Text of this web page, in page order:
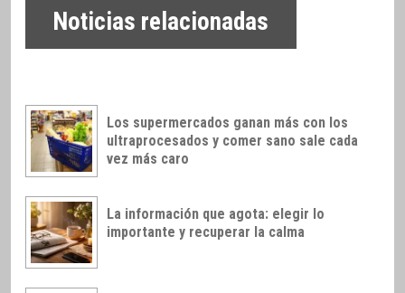
Noticias relacionadas
Los supermercados ganan más con los
ultraprocesados y comer sano sale cada
vez más caro
La información que agota: elegir lo
importante y recuperar la calma